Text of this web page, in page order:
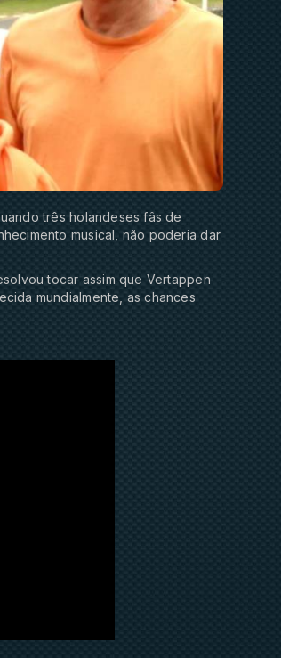
três holandeses fâs de
musical, não poderia dar
tocar assim que Vertappen
mundialmente, as chances